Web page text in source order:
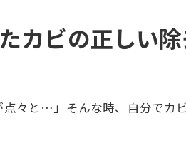
カビの正しい
点々と…」そんな時、自分で